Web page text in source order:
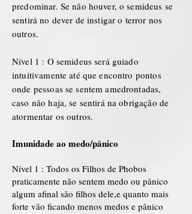
predominar. Se não houver, o semideus se
sentirá no dever de instigar o terror nos
outros.
Nível 1 : O semideus será guiado
intuitivamente até que encontro pontos
onde pessoas se sentem amedrontadas,
caso não haja, se sentirá na obrigação de
atormentar os outros.
Imunidade ao medo/pânico
Nível 1 : Todos os Filhos de Phobos
praticamente não sentem medo ou pânico
algum afinal são filhos dele,e quanto mais
forte vão ficando menos medos e pânico